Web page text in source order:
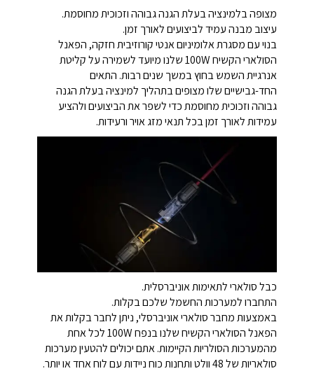
מצופה בלמינציה בעלת הגנה גבוהה וזכוכית מחוסמת.
עיצוב מבנה עמיד לביצועים לאורך זמן.
בנוי עם מסגרת אלומיניום אנטי קורוזיבית חזקה, הפאנל
הסולארי הקשיח 100W שלנו מיועד לשמירה על קליטת
אנרגיית השמש בחוץ במשך שנים רבות. התאים
החד-גבישיים שלו מצופים בתהליך למינציה בעלת הגנה
גבוהה וזכוכית מחוסמת כדי לשפר את הביצועים ולהציע
עמידות לאורך זמן בכל תנאי מזג אויר ורעידות.
כבל סולארי לתאימות אוניברסלית.
התחברו למערכות החשמל שלכם בקלות.
באמצעות מחבר סולארי אוניברסלי, ניתן לחבר בקלות את
הפאנל הסולארי הקשיח שלנו בנפח 100W לכל אחת
מהמערכות הסולריות הקיימות. אתם יכולים להטעין מערכות
סולאריות של 48 וולט ותחנות כוח ניידות עם לוח אחד או יותר.